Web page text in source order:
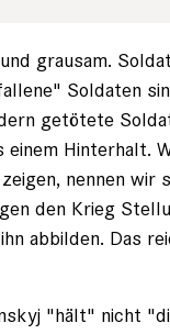
grausam.
Soldaten
getötete
einem Hinterhalt.
nennen wir
den Krieg
abbilden. Das
"hält" nicht